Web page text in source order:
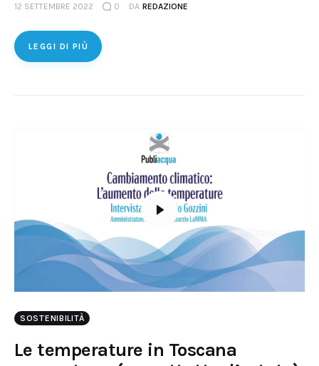
12 SETTEMBRE 2022 0 DA REDAZIONE
LEGGI DI PIÙ
SOSTENIBILITÀ
Le temperature in Toscana